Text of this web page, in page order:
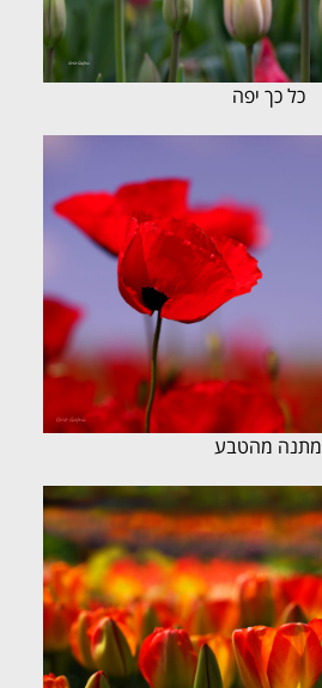
כל כך יפה
מתנה מהטבע